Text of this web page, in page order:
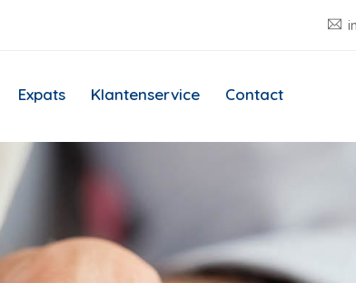
Expats Klantenservice Contact